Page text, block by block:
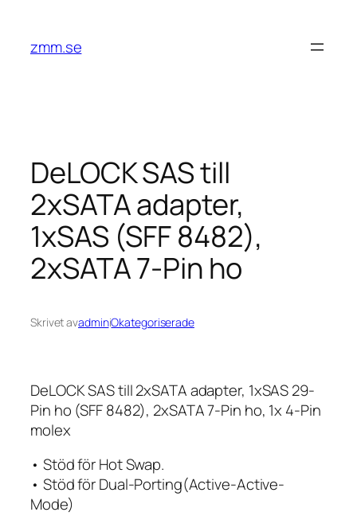
innehåll
zmm.se
DeLOCK SAS till
2xSATA adapter,
1xSAS (SFF 8482),
2xSATA 7-Pin ho
Skrivet avadminiOkategoriserade
DeLOCK SAS till 2xSATA adapter, 1xSAS 29-
Pin ho (SFF 8482), 2xSATA 7-Pin ho, 1x 4-Pin
molex
• Stöd för Hot Swap.
• Stöd för Dual-Porting(Active-Active-
Mode)